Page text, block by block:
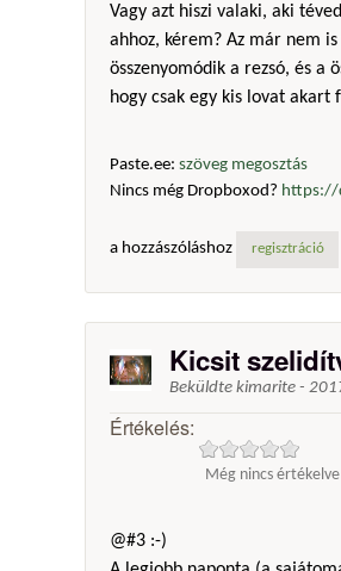
Vagy azt hiszi valaki, aki
ahhoz, kérem? Az már nem
összenyomódik a rezsó, és a
hogy csak egy kis lovat
Paste.ee: szöveg megosztás
Nincs még Dropboxod? https://
a hozzászóláshoz regisztráció
Kicsit
Beküldte kimarite -
Értékelés:
Még nincs értékelve
@#3 :-)